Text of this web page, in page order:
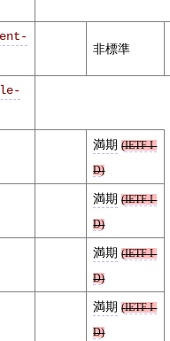
非標準
満期 (IETF I-
D)
満期 (IETF I-
D)
満期 (IETF I-
D)
満期 (IETF I-
D)